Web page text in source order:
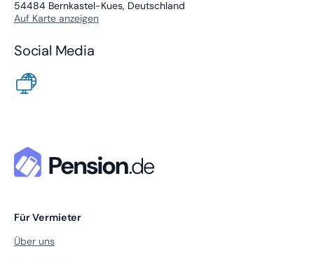
54484 Bernkastel-Kues, Deutschland
Auf Karte anzeigen
Social Media
Für Vermieter
Über uns